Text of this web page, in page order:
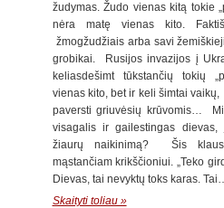
žudymas. Žudo vienas kitą tokie
nėra matę vienas kito.
žmogžudžiais arba savi
grobikai. Rusijos invazijos į
keliasdešimt tūkstančių tokių
vienas kito, bet ir keli šimtai
paversti griuvėsių krūvomis…
visagalis ir gailestingas
žiaurų naikinimą? Šis
mąstančiam krikščioniui. „Teko
Dievas, tai nevyktų toks karas.
Skaityti toliau »